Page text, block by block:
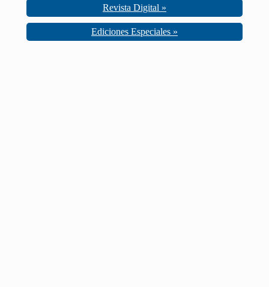
Revista Digital »
Ediciones Especiales »